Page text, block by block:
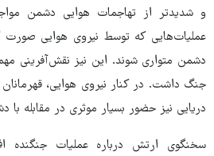
و شدیدتر از تهاجمات هوایی دشمن
عملیات‌هایی که توسط نیروی هوایی صورت
دشمن متواری شوند. این نیز نقش‌آفرینی
جنگ داشت. در کنار نیروی هوایی، قهرمانان
دریایی نیز حضور بسیار موثری در مقابله با